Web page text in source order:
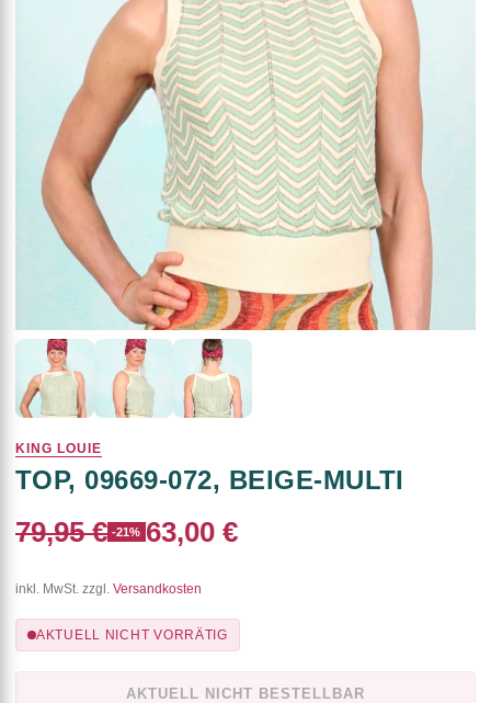
KING LOUIE
TOP, 09669-072, BEIGE-MULTI
79,95 € -21% 63,00 €
inkl. MwSt. zzgl. Versandkosten
AKTUELL NICHT VORRÄTIG
AKTUELL NICHT BESTELLBAR